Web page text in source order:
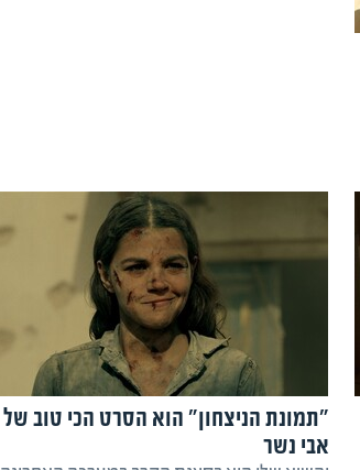
"תמונת הניצחון" הוא הסרט הכי טוב של
אבי נשר